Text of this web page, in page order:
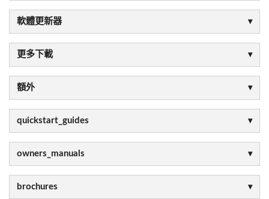
軟體更新器
更多下載
額外
quickstart_guides
owners_manuals
brochures